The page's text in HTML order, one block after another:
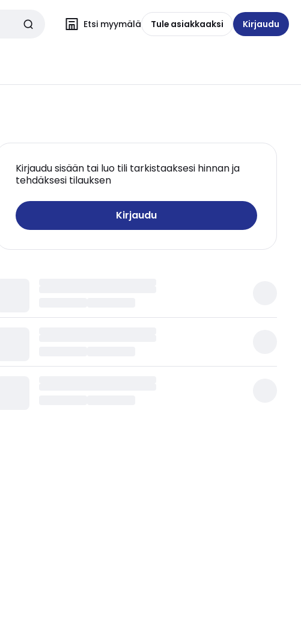
Etsi myymälä Tule asiakkaaksi Kirjaudu
Kirjaudu sisään tai luo tili tarkistaaksesi hinnan ja
tehdäksesi tilauksen
Kirjaudu